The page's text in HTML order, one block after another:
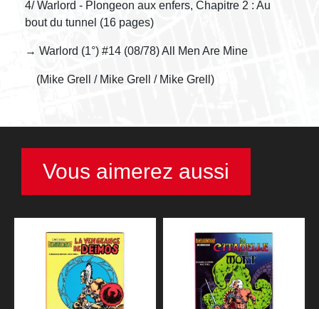
4/ Warlord - Plongeon aux enfers, Chapitre 2 : Au
bout du tunnel (16 pages)
→ Warlord (1°) #14 (08/78) All Men Are Mine
(Mike Grell / Mike Grell / Mike Grell)
Vous aimerez aussi